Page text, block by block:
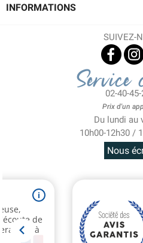
INFORMATIONS
SUIVEZ-
02-40-
Prix d'un
Du lundi au
10h00-12h30 /
Nous